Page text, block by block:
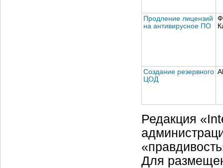
Продление лицензий
на антивирусное ПО
Создание резервного
ЦОД
Редакция
Для